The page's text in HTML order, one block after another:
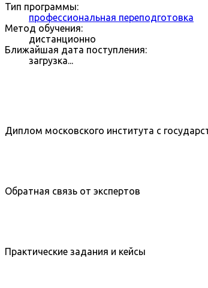
Тип программы:
профессиональная переподготовка
Метод обучения:
дистанционно
Ближайшая дата поступления:
загрузка...
Диплом московского института с
Обратная связь от экспертов
Практические задания и кейсы